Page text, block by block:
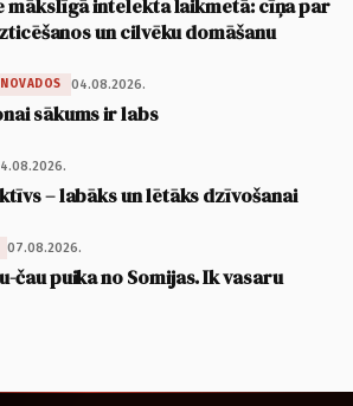
mākslīgā intelekta laikmetā: cīņa par
un cilvēku domāšanu
04.08.2026.
sākums ir labs
– labāks un lētāks dzīvošanai
07.08.2026.
čau puika no Somijas. Ik vasaru